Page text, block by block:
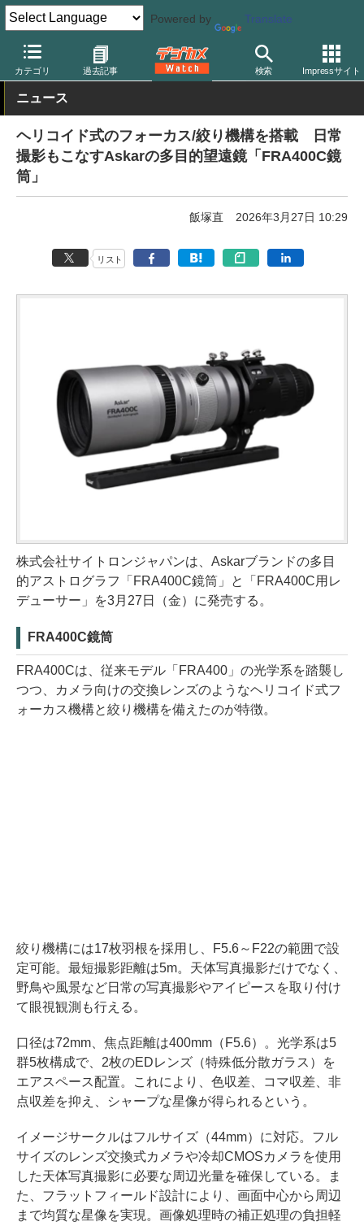
Powered by Translate
カテゴリ 過去記事 検索 Impressサイト
デジカメ Watch 撮影用品 双眼鏡/望遠鏡
ニュース
ヘリコイド式のフォーカス/絞り機構を搭載 日常
撮影もこなすAskarの多目的望遠鏡「FRA400C鏡
筒」
飯塚直 2026年3月27日 10:29
リスト
株式会社サイトロンジャパンは、Askarブランドの多目
的アストログラフ「FRA400C鏡筒」と「FRA400C用レ
デューサー」を3月27日（金）に発売する。
FRA400C鏡筒
FRA400Cは、従来モデル「FRA400」の光学系を踏襲し
つつ、カメラ向けの交換レンズのようなヘリコイド式フ
ォーカス機構と絞り機構を備えたのが特徴。
絞り機構には17枚羽根を採用し、F5.6～F22の範囲で設
定可能。最短撮影距離は5m。天体写真撮影だけでなく、
野鳥や風景など日常の写真撮影やアイピースを取り付け
て眼視観測も行える。
口径は72mm、焦点距離は400mm（F5.6）。光学系は5
群5枚構成で、2枚のEDレンズ（特殊低分散ガラス）を
エアスペース配置。これにより、色収差、コマ収差、非
点収差を抑え、シャープな星像が得られるという。
イメージサークルはフルサイズ（44mm）に対応。フル
サイズのレンズ交換式カメラや冷却CMOSカメラを使用
した天体写真撮影に必要な周辺光量を確保している。ま
た、フラットフィールド設計により、画面中心から周辺
まで均質な星像を実現。画像処理時の補正処理の負担軽